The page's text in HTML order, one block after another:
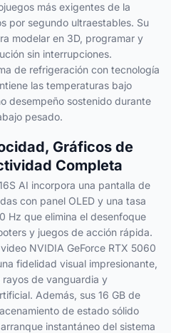
más exigentes de la
por segundo ultraestables. Su
modelar en 3D, programar y
sin interrupciones.
de refrigeración con tecnología
las temperaturas bajo
desempeño sostenido durante
pesado.
Gráficos de
Completa
AI incorpora una pantalla de
con panel OLED y una tasa
Hz que elimina el desenfoque
y juegos de acción rápida.
NVIDIA GeForce RTX 5060
fidelidad visual impresionante,
de vanguardia y
Además, sus 16 GB de
de estado sólido
instantáneo del sistema